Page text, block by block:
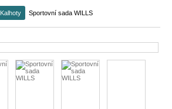
Kalhoty Sportovní sada WILLS